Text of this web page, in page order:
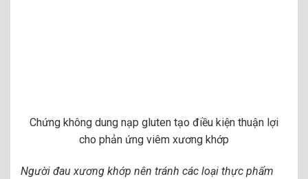
Chứng không dung nạp gluten tạo điều kiện thuận lợi
cho phản ứng viêm xương khớp
Người đau xương khớp nên tránh các loại thực phẩm